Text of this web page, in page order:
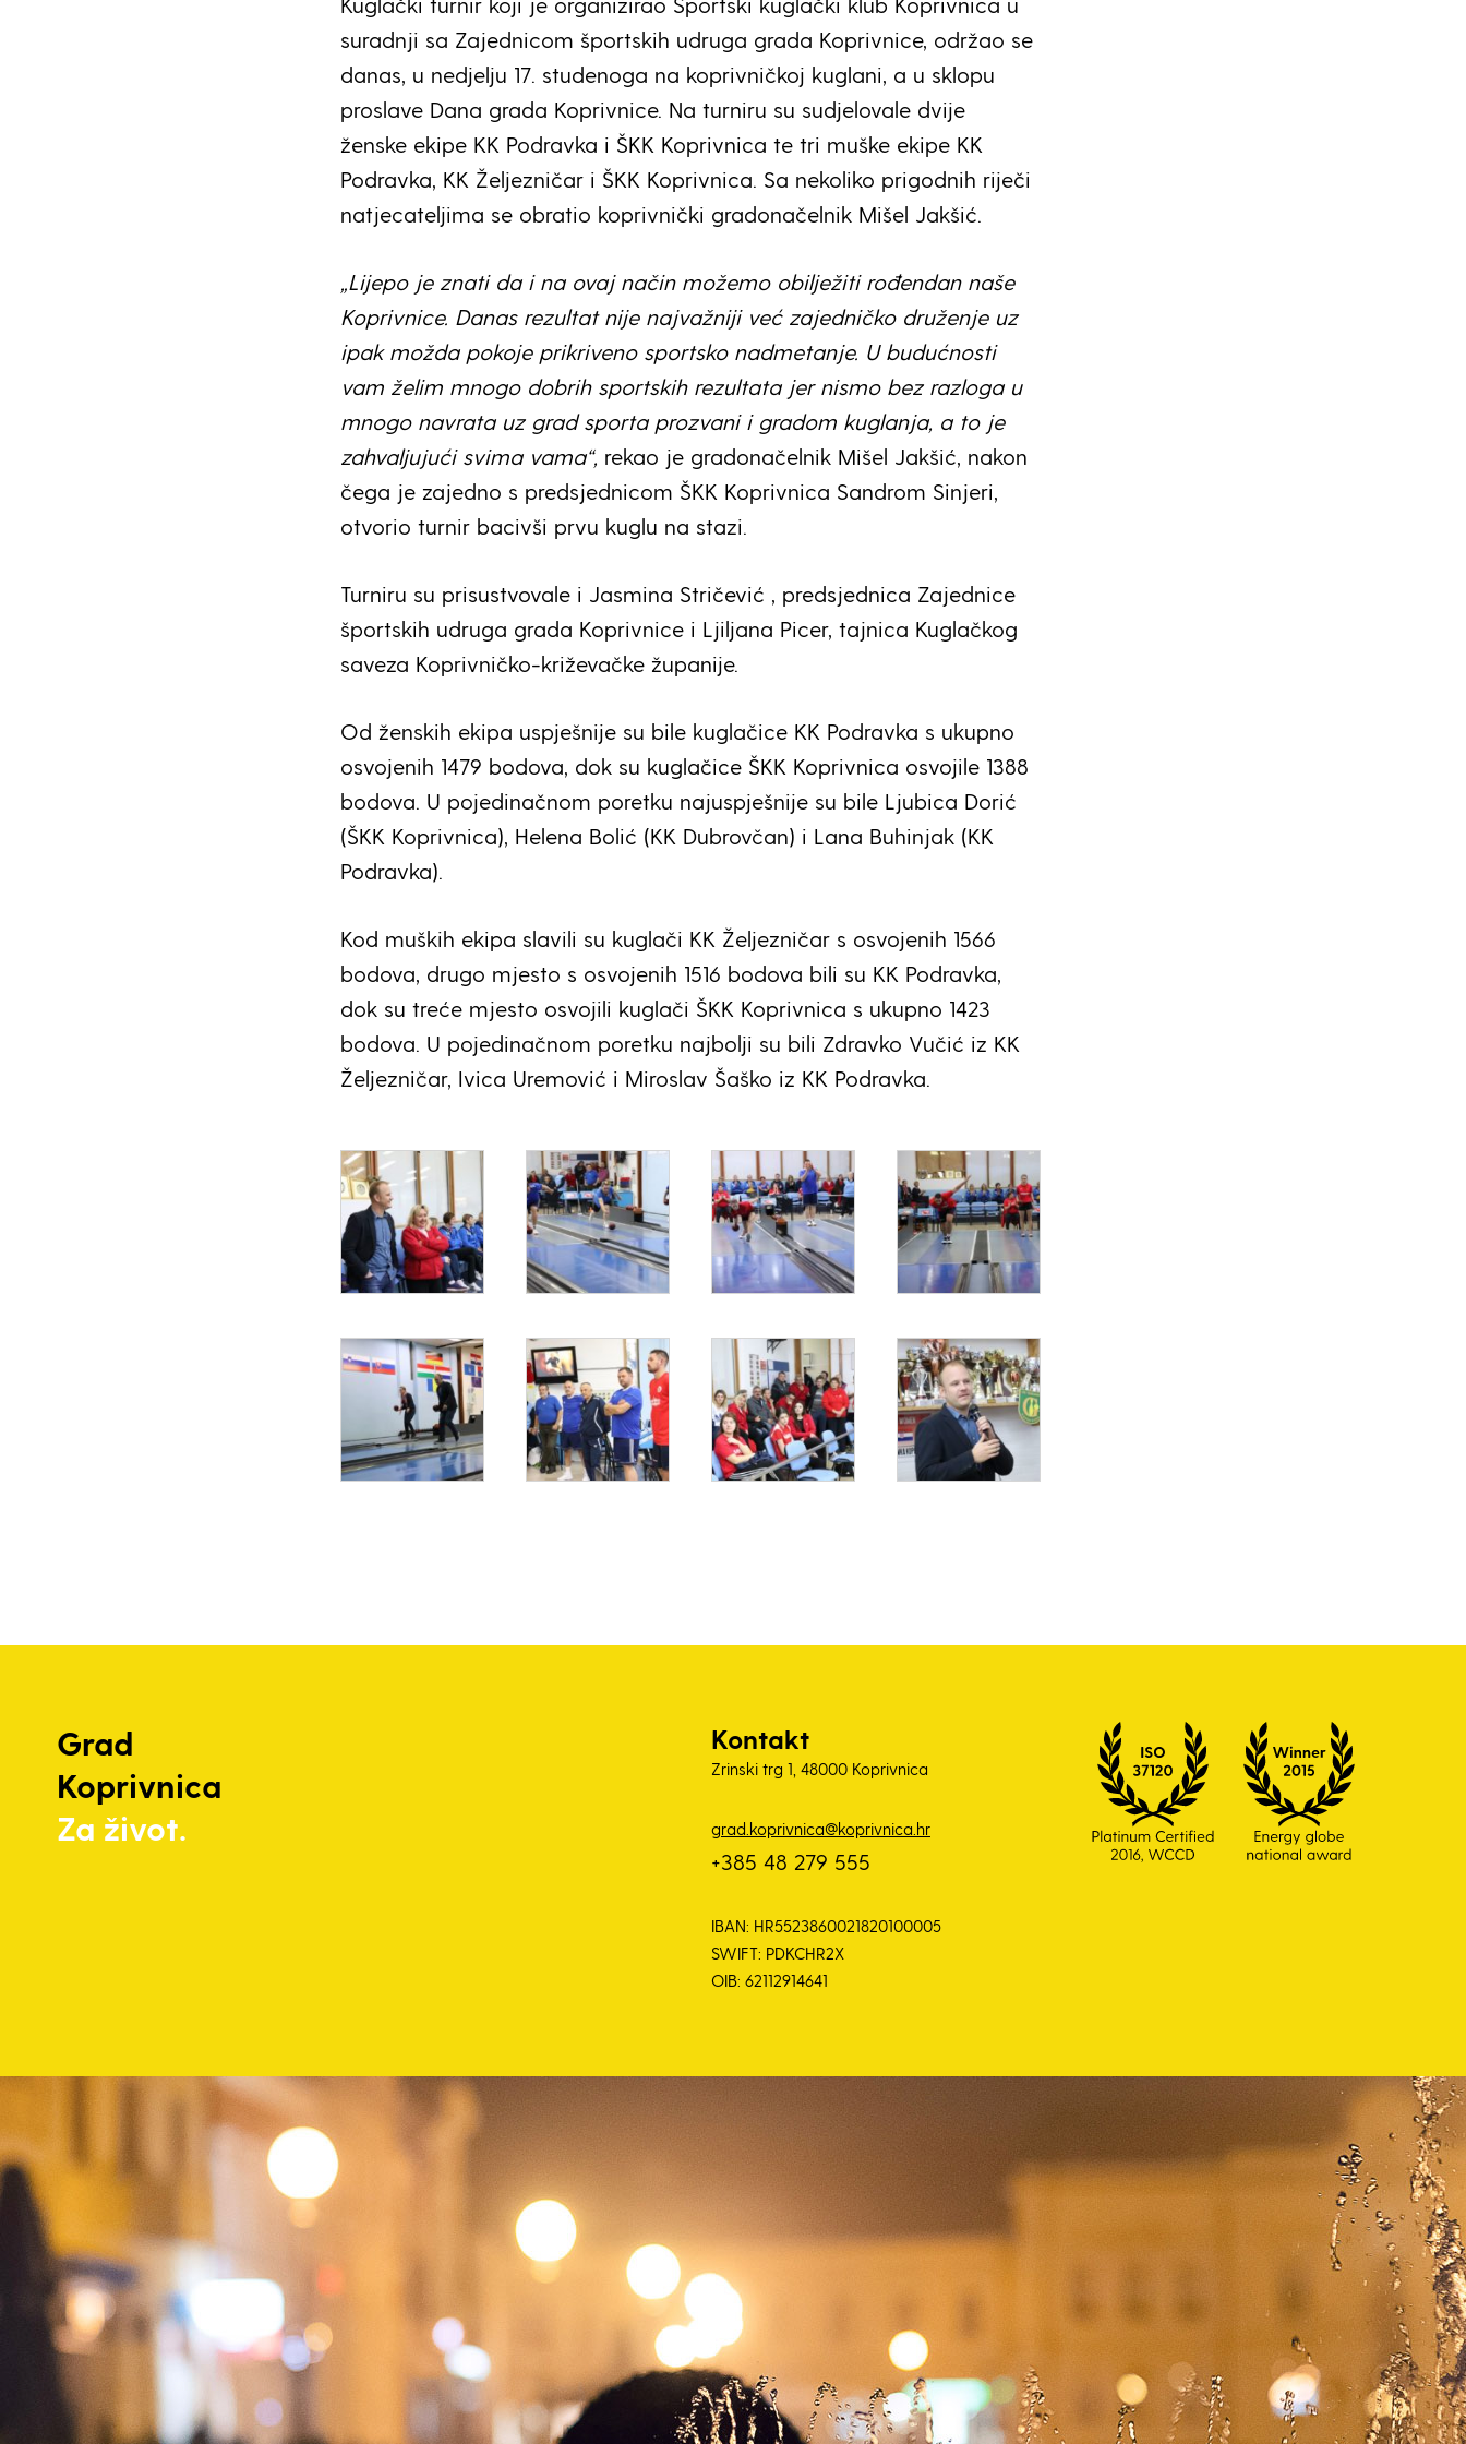
suradnji sa Zajednicom športskih udruga grada Koprivnice, održao se
danas, u nedjelju 17. studenoga na koprivničkoj kuglani, a u sklopu
proslave Dana grada Koprivnice. Na turniru su sudjelovale dvije
ženske ekipe KK Podravka i ŠKK Koprivnica te tri muške ekipe KK
Podravka, KK Željezničar i ŠKK Koprivnica. Sa nekoliko prigodnih riječi
natjecateljima se obratio koprivnički gradonačelnik Mišel Jakšić.
„Lijepo je znati da i na ovaj način možemo obilježiti rođendan naše
Koprivnice. Danas rezultat nije najvažniji već zajedničko druženje uz
ipak možda pokoje prikriveno sportsko nadmetanje. U budućnosti
vam želim mnogo dobrih sportskih rezultata jer nismo bez razloga u
mnogo navrata uz grad sporta prozvani i gradom kuglanja, a to je
zahvaljujući svima vama“, rekao je gradonačelnik Mišel Jakšić, nakon
čega je zajedno s predsjednicom ŠKK Koprivnica Sandrom Sinjeri,
otvorio turnir bacivši prvu kuglu na stazi.
Turniru su prisustvovale i Jasmina Stričević , predsjednica Zajednice
športskih udruga grada Koprivnice i Ljiljana Picer, tajnica Kuglačkog
saveza Koprivničko-križevačke županije.
Od ženskih ekipa uspješnije su bile kuglačice KK Podravka s ukupno
osvojenih 1479 bodova, dok su kuglačice ŠKK Koprivnica osvojile 1388
bodova. U pojedinačnom poretku najuspješnije su bile Ljubica Dorić
(ŠKK Koprivnica), Helena Bolić (KK Dubrovčan) i Lana Buhinjak (KK
Podravka).
Kod muških ekipa slavili su kuglači KK Željezničar s osvojenih 1566
bodova, drugo mjesto s osvojenih 1516 bodova bili su KK Podravka,
dok su treće mjesto osvojili kuglači ŠKK Koprivnica s ukupno 1423
bodova. U pojedinačnom poretku najbolji su bili Zdravko Vučić iz KK
Željezničar, Ivica Uremović i Miroslav Šaško iz KK Podravka.
Grad
Koprivnica
Za život.
Kontakt
Zrinski trg 1, 48000 Koprivnica
grad.koprivnica@koprivnica.hr
+385 48 279 555
IBAN: HR5523860021820100005
SWIFT: PDKCHR2X
OIB: 62112914641